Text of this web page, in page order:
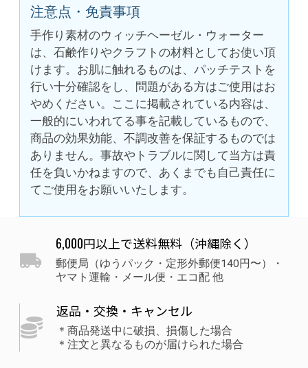
注意点・免責事項
手作り素材のウィッチヘーゼル・ウォーター
は、石鹸作りやクラフトの材料としてお使い頂
けます。お肌に触れるものは、パッチテストを
行い十分確認をし、問題がある方はご使用はお
やめください。ここに掲載されている内容は、
一般的にいわれてる事を記載しているもので、
商品の効果効能、不調改善を保証するものでは
ありません。事故やトラブルに関して当方は責
任を負いかねますので、あくまでも自己責任に
てご使用をお願いいたします。
6,000円以上で送料無料（沖縄除く）
郵便局（ゆうパック・定形外郵便140円〜）・
ヤマト運輸・メール便・エコ配 他
返品・交換・キャンセル
＊商品発送中に破損、損傷した場合
＊注文と異なるものが届けられた場合